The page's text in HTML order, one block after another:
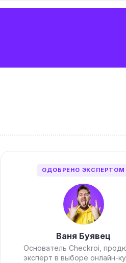
ОДОБРЕНО ЭКСПЕРТОМ
Ваня Буявец
Основатель Checkroi,
эксперт в выборе онлайн-